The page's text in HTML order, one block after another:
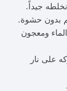
جيداً.
ومعجون
على نار